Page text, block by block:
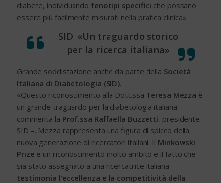
diabete, individuando fenotipi specifici che possano
essere più facilmente misurati nella pratica clinica».
SID: «Un traguardo storico
per la ricerca italiana»
Grande soddisfazione anche da parte della Società
Italiana di Diabetologia (SID).
«Questo riconoscimento alla Dott.ssa Teresa Mezza è
un grande traguardo per la diabetologia italiana –
commenta la Prof.ssa Raffaella Buzzetti, presidente
SID –. Mezza rappresenta una figura di spicco della
nuova generazione di ricercatori italiani. Il Minkowski
Prize è un riconoscimento molto ambito e il fatto che
sia stato assegnato a una ricercatrice italiana
testimonia l’eccellenza e la competitività della